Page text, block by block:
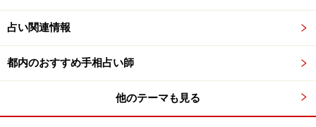
占い関連情報
都内のおすすめ手相占い師
他のテーマも見る